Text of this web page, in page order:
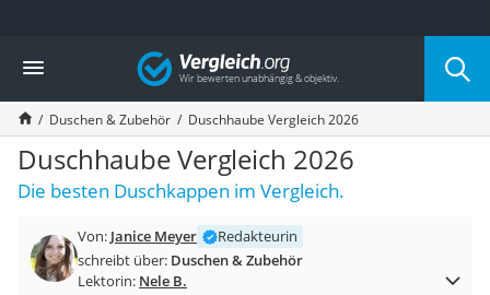
Die beliebtesten Vergleiche nach Kategorie
Wohnen
Matratzen-Topper
Matratzen
Konferenzlautsprecher
Tageslichtlampe
Badlüfter
Bürohocker
Außenleuchte mit Kamera
Vergleich
Duschen & Zubehör Duschhaube Vergleich 2026
Duschhaube Vergleich 2026
Die besten Duschkappen im Vergleich.
Von: Janice Meyer
Redakteurin
schreibt über: Duschen & Zubehör
Lektorin: Nele B.